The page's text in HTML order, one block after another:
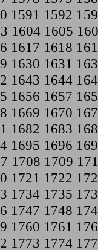
1591 1592
1604 1605
1617 1618
1630 1631
1643 1644
1656 1657
1669 1670
1682 1683
1695 1696
1708 1709
1721 1722
1734 1735
1747 1748
1760 1761
1773 1774